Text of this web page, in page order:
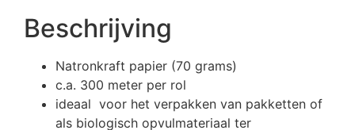
Beschrijving
Natronkraft papier (70 grams)
c.a. 300 meter per rol
ideaal voor het verpakken van pakketten of
als biologisch opvulmateriaal ter